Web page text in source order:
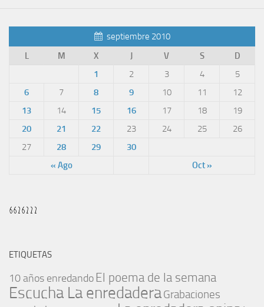
septiembre 2010
L
M X J V S D
« Ago Oct »
1 2 3 4
5
6
7 8 9 10 11
12
13
14 15 16 17 18
19
20
21 22 23 24 25
26
27
28 29 30
ETIQUETAS
10 años enredando El poema de la semana
Escucha La enredaderaGrabaciones